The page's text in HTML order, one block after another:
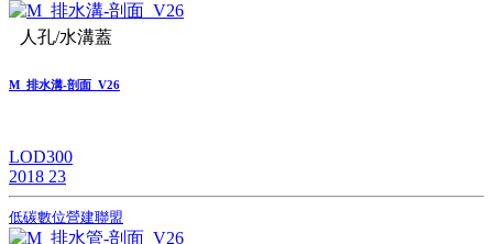
人孔/水溝蓋
M_排水溝-剖面_V26
LOD300
2018 23
低碳數位營建聯盟